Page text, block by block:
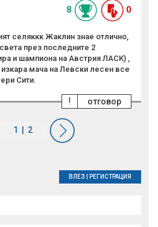
8 0
селяккк Жаклин знае отлично,
през последните 2
и шампиона на Австрия ЛАСК) ,
мача на Левски лесен все
Сити.
отговор
!
ВЛЕЗ РЕГИСТРАЦИЯ